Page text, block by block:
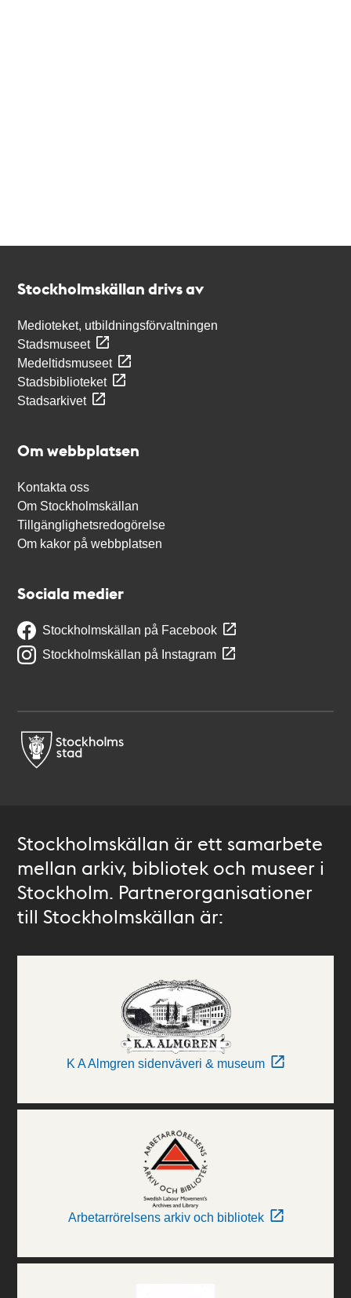
Stockholmskällan drivs av
Medioteket, utbildningsförvaltningen
Stadsmuseet
Medeltidsmuseet
Stadsbiblioteket
Stadsarkivet
Om webbplatsen
Kontakta oss
Om Stockholmskällan
Tillgänglighetsredogörelse
Om kakor på webbplatsen
Sociala medier
Stockholmskällan på Facebook
Stockholmskällan på Instagram
Stockholmskällan är ett samarbete
mellan arkiv, bibliotek och museer i
Stockholm. Partnerorganisationer
till Stockholmskällan är:
K A Almgren sidenväveri & museum
Arbetarrörelsens arkiv och bibliotek